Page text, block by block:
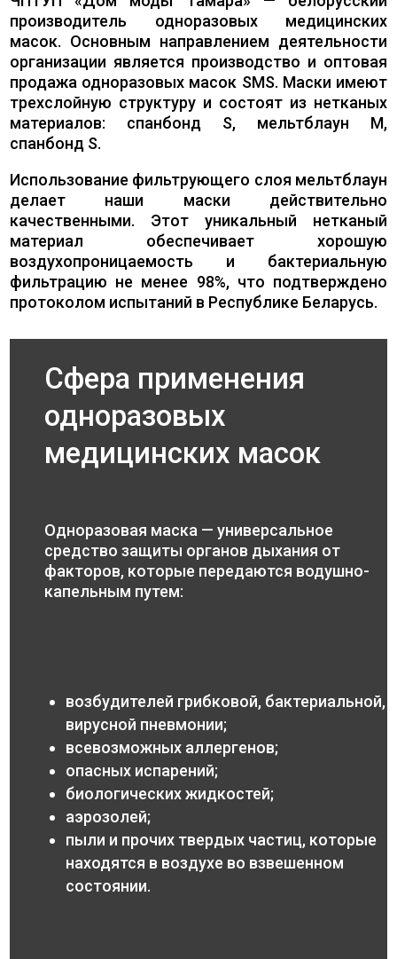
производитель одноразовых медицинских
масок. Основным направлением деятельности
организации является производство и оптовая
продажа одноразовых масок SMS. Маски имеют
трехслойную структуру и состоят из нетканых
материалов: спанбонд S, мельтблаун M,
спанбонд S.
Использование фильтрующего слоя мельтблаун
делает наши маски действительно
качественными. Этот уникальный нетканый
материал обеспечивает хорошую
воздухопроницаемость и бактериальную
фильтрацию не менее 98%, что подтверждено
протоколом испытаний в Республике Беларусь.
Сфера применения
одноразовых
медицинских масок
Одноразовая маска — универсальное
средство защиты органов дыхания от
факторов, которые передаются водушно-
капельным путем:
возбудителей грибковой, бактериальной,
вирусной пневмонии;
всевозможных аллергенов;
опасных испарений;
биологических жидкостей;
аэрозолей;
пыли и прочих твердых частиц, которые
находятся в воздухе во взвешенном
состоянии.